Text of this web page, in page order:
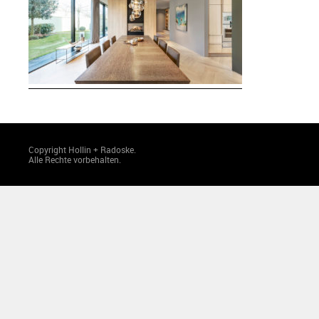
Copyright Hollin + Radoske.
Alle Rechte vorbehalten.